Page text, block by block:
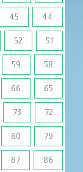
44
45
51
52
58
59
65
66
72
73
79
80
86
87